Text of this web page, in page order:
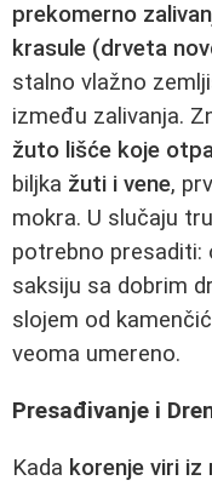
prekomerno
krasule (drveta
stalno vlažno
između zalivanja.
žuto lišće koje
biljka žuti i vene,
mokra. U slučaju
potrebno
saksiju sa dobrim
slojem od
veoma umereno.
Presađivanje i
Kada korenje viri iz